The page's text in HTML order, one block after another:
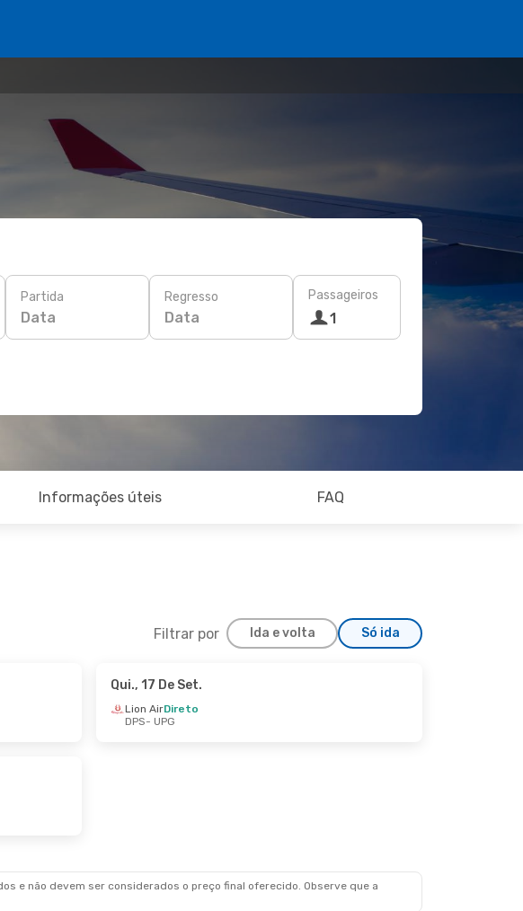
Partida
Data
Regresso
Data
Passageiros
1
Informações úteis FAQ
Filtrar por Ida e volta Só ida
Qui., 17 De Set.
Lion AirDireto
DPS- UPG
e não devem ser considerados o preço final oferecido. Observe que a